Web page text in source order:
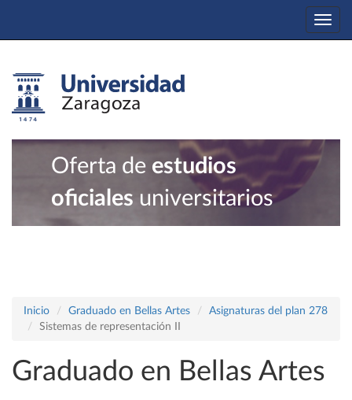
Oferta de estudios
oficiales universitarios
Inicio Graduado en Bellas Artes
Asignaturas del plan 278
Sistemas de representación II
Graduado en Bellas Artes